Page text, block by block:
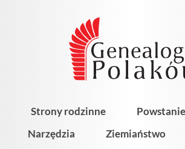
Strony rodzinne
Narzędzia
Ziemiaństwo